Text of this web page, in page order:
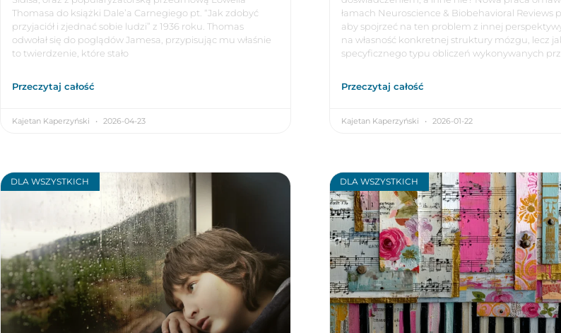
Thomasa do książki Dale’a Carnegiego pt. “Jak zdobyć
przyjaciół i zjednać sobie ludzi” z 1936 roku. Thomas
odwołał się do poglądów Jamesa, przypisując mu właśnie
to twierdzenie, które stało
Przeczytaj całość
Kajetan Kaperzyński 2026-04-23
łamach Neuroscience & Biobehavioral Reviews
aby spojrzeć na ten problem z innej
na własność konkretnej struktury mózgu, lecz
specyficznego typu obliczeń wykonywanych
Przeczytaj całość
Kajetan Kaperzyński 2026-01-22
DLA WSZYSTKICH DLA WSZYSTKICH